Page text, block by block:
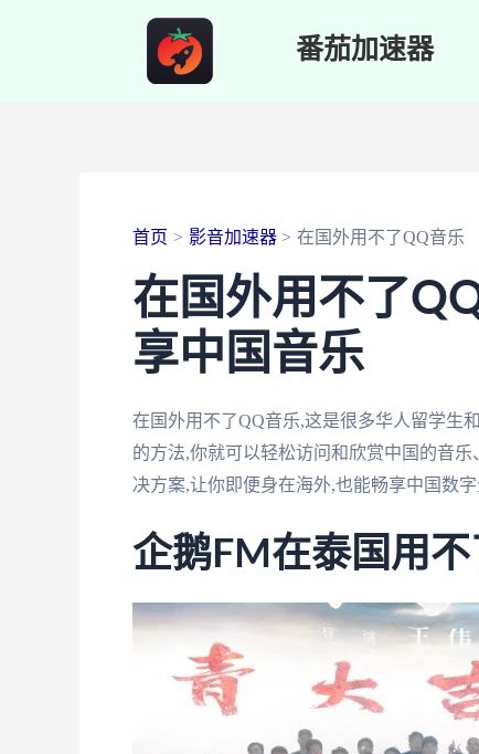
番茄加速器
首页 影音加速器 在国外用不了QQ音乐
在国外用不了
享中国音乐
在国外用不了QQ音乐,这是很多华人留学生
的方法,你就可以轻松访问和欣赏中国的音
决方案,让你即便身在海外,也能畅享中国数字
企鹅FM在泰国用